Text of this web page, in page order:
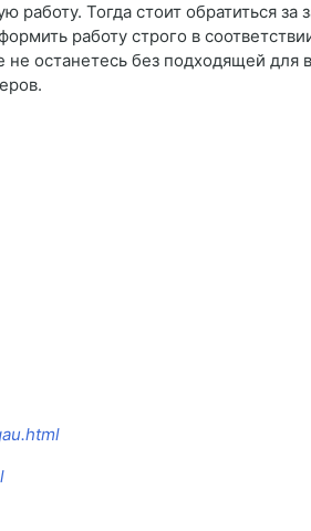
Тогда стоит обратиться за
работу строго в
останетесь без подходящей для